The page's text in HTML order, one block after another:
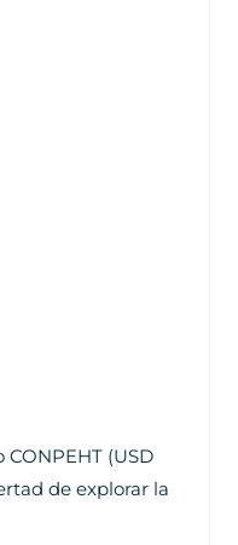
(USD
de explorar la